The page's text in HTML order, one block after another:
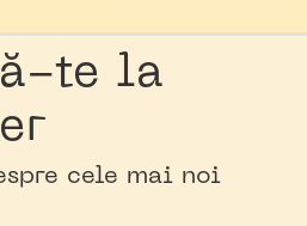
te la
cele mai noi